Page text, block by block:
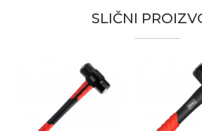
Ugljenični čelik
500gr
Armirači,
Električari,
Izolateri,
Mehaničari,
Monteri,
SLIČNI